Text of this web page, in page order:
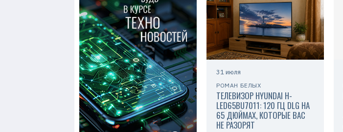
31 июля
РОМАН БЕЛЫХ
ТЕЛЕВИЗОР HYUNDAI H-
LED65BU7011: 120 ГЦ DLG НА
65 ДЮЙМАХ, КОТОРЫЕ ВАС
НЕ РАЗОРЯТ